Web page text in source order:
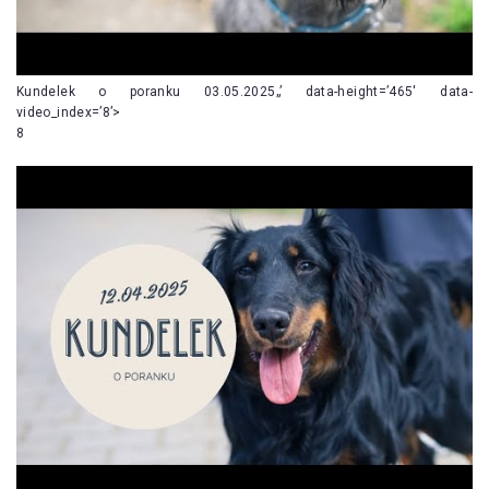
Kundelek o poranku 03.05.2025„’ data-height=’465′ data-
video_index=’8’>
8